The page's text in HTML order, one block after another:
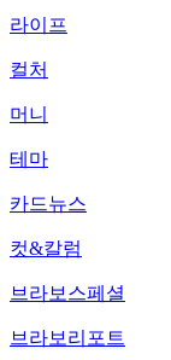
라이프
컬처
머니
테마
카드뉴스
컷&칼럼
브라보스페셜
브라보리포트